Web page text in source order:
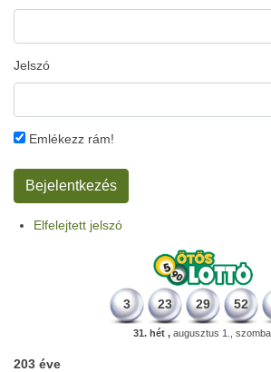
Jelszó
Emlékezz rám!
Elfelejtett jelszó
3 23 29 52
31. hét ,augusztus 1.,
203 éve